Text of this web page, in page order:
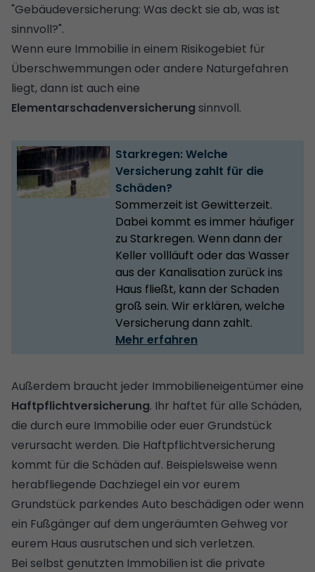
"Gebäudeversicherung: Was deckt sie ab, was ist
sinnvoll?".
Wenn eure Immobilie in einem Risikogebiet für
Überschwemmungen oder andere Naturgefahren
liegt, dann ist auch eine
Elementarschadenversicherung sinnvoll.
Starkregen: Welche
Versicherung zahlt für die
Schäden?
Sommerzeit ist Gewitterzeit.
Dabei kommt es immer häufiger
zu Starkregen. Wenn dann der
Keller vollläuft oder das Wasser
aus der Kanalisation zurück ins
Haus fließt, kann der Schaden
groß sein. Wir erklären, welche
Versicherung dann zahlt.
Mehr erfahren
Außerdem braucht jeder Immobilieneigentümer eine
Haftpflichtversicherung. Ihr haftet für alle Schäden,
die durch eure Immobilie oder euer Grundstück
verursacht werden. Die Haftpflichtversicherung
kommt für die Schäden auf. Beispielsweise wenn
herabfliegende Dachziegel ein vor eurem
Grundstück parkendes Auto beschädigen oder wenn
ein Fußgänger auf dem ungeräumten Gehweg vor
eurem Haus ausrutschen und sich verletzen.
Bei selbst genutzten Immobilien ist die private